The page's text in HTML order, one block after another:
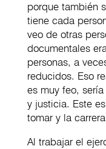
porque también
tiene cada
veo de otras
documentales
personas, a
reducidos. Eso
es muy feo,
y justicia. Este
tomar y la
Al trabajar el